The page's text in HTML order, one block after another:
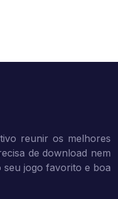
reunir os melhores
de download nem
seu jogo favorito e boa